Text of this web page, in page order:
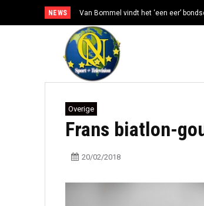
NEWS Van Bommel vindt het ‘een eer’
Overige
Frans biatlon-
20/02/2018